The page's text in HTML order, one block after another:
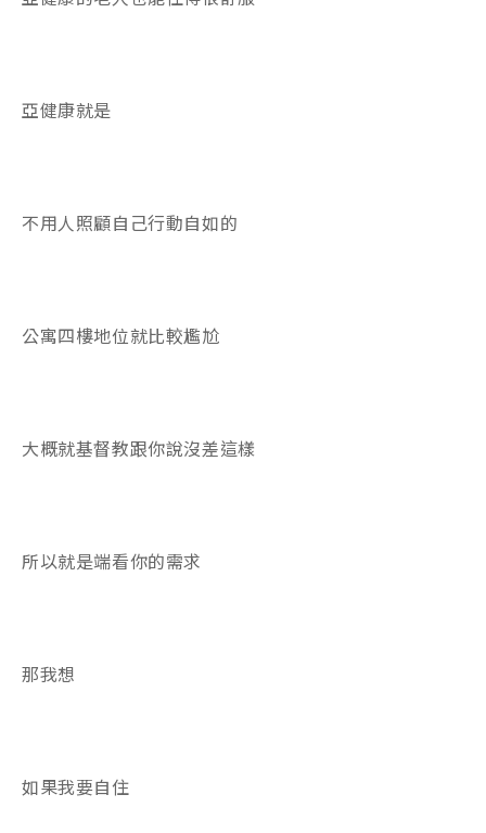
亞健康就是
不用人照顧自己行動自如的
公寓四樓地位就比較尷尬
大概就基督教跟你說沒差這樣
所以就是端看你的需求
那我想
如果我要自住